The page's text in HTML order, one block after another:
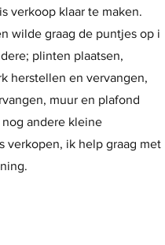
verkoop klaar te maken.
wilde graag de puntjes op i
plinten plaatsen,
herstellen en vervangen,
muur en plafond
andere kleine
verkopen, ik help graag met